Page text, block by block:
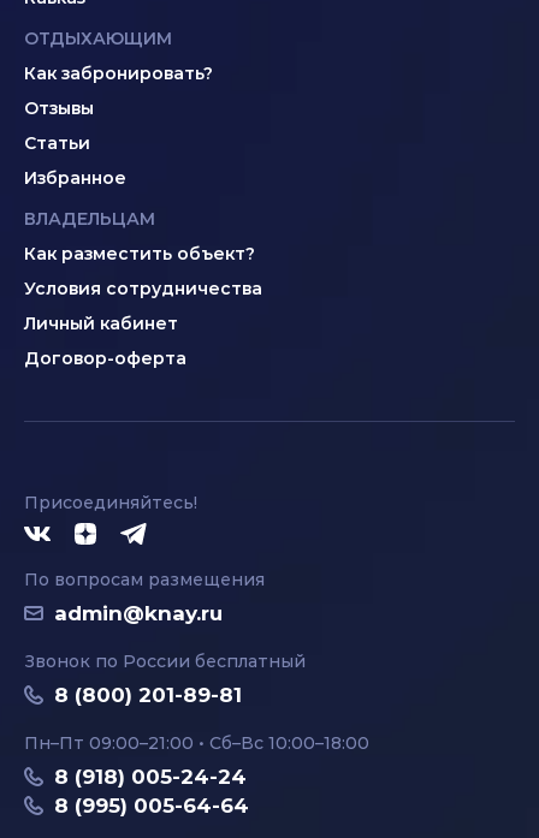
ОТДЫХАЮЩИМ
Как забронировать?
Отзывы
Статьи
Избранное
ВЛАДЕЛЬЦАМ
Как разместить объект?
Условия сотрудничества
Личный кабинет
Договор-оферта
Присоединяйтесь!
По вопросам размещения
admin@knay.ru
Звонок по России бесплатный
8 (800) 201-89-81
Пн–Пт 09:00–21:00 • Сб–Вс 10:00–18:00
8 (918) 005-24-24
8 (995) 005-64-64